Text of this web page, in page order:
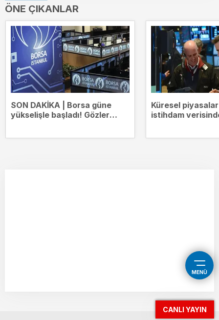
MENÜ
CANLI YAYIN
ÖNE ÇIKANLAR
SON DAKİKA | Borsa güne
yükselişle başladı! Gözler
Küresel
istihdam